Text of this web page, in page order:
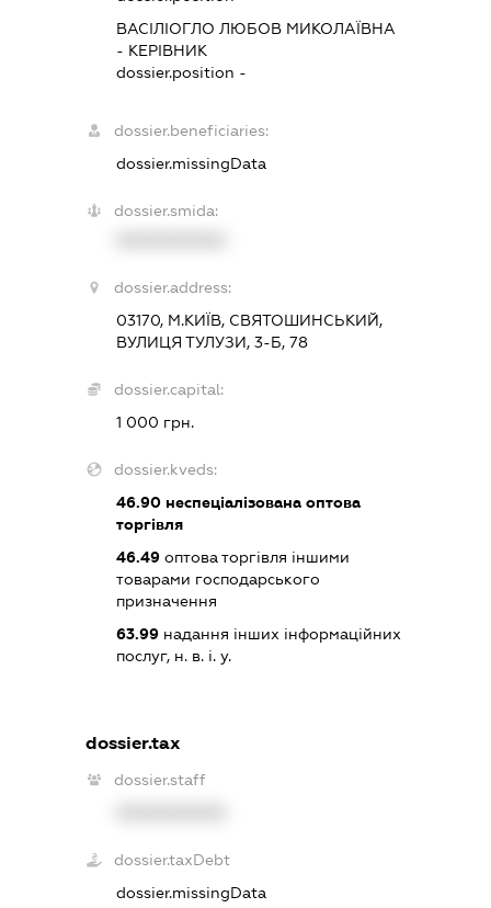
ВАСІЛІОГЛО ЛЮБОВ МИКОЛАЇВНА
- КЕРІВНИК
dossier.position -
dossier.beneficiaries:
dossier.missingData
dossier.smida:
dossier.address:
03170, М.КИЇВ, СВЯТОШИНСЬКИЙ,
ВУЛИЦЯ ТУЛУЗИ, 3-Б, 78
dossier.capital:
1 000 грн.
dossier.kveds:
46.90 неспеціалізована оптова
торгівля
46.49 оптова торгівля іншими
товарами господарського
призначення
63.99 надання інших інформаційних
послуг, н. в. і. у.
dossier.tax
dossier.staff
dossier.taxDebt
dossier.missingData